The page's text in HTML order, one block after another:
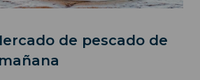
de pescado de